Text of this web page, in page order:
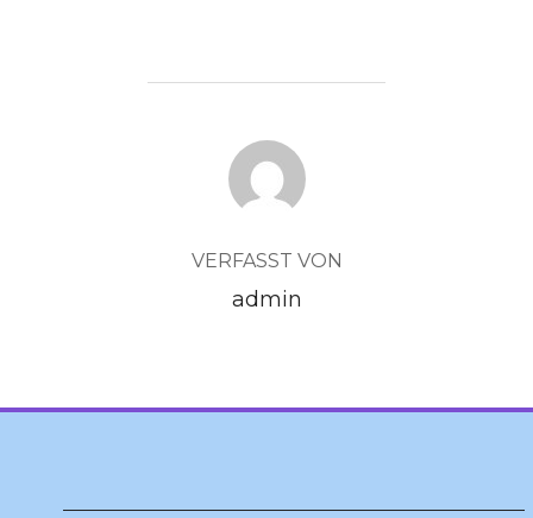
BEITRAGSAUTOR
VERFASST VON
admin